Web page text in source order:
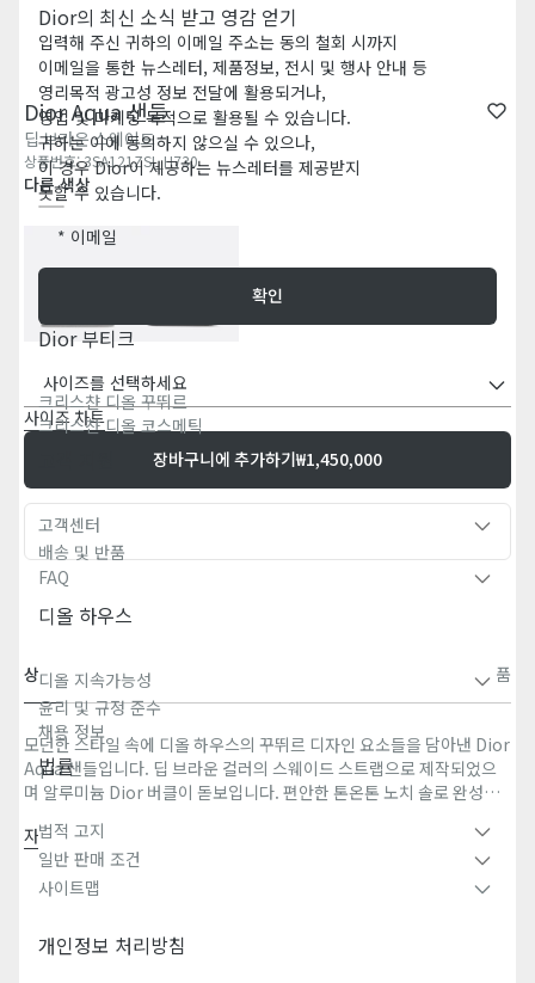
Dior Aqua 샌들
딥 브라운 스웨이드
상품번호:3SA121ZSI_H730
다른 색상
사이즈를 선택하세요
사이즈 차트
장바구니에 추가하기₩1,450,000
상세 설명 사이즈 가이드 무료 배송 및 반품
모던한 스타일 속에 디올 하우스의 꾸뛰르 디자인 요소들을 담아낸 Dior
Aqua 샌들입니다. 딥 브라운 컬러의 스웨이드 스트랩으로 제작되었으
며 알루미늄 Dior 버클이 돋보입니다. 편안한 톤온톤 노치 솔로 완성된
주요 소재: 스웨이드 송아지 가죽 & 테크니컬 패브릭
송아지 가죽 안감
알루미늄 Dior 버클 디테일의 길이 조절 가능한 스트랩
톤온톤 노치 러버 아웃솔
자세히 보기
Dior의 최신 소식 받고 영감 얻기
입력해 주신 귀하의 이메일 주소는 동의 철회 시까지
이메일을 통한 뉴스레터, 제품정보, 전시 및 행사 안내 등
영리목적 광고성 정보 전달에 활용되거나,
영업 및 마케팅 목적으로 활용될 수 있습니다.
귀하는 이에 동의하지 않으실 수 있으나,
이 경우 Dior이 제공하는 뉴스레터를 제공받지
못할 수 있습니다.
이메일
확인
Dior 부티크
크리스챤 디올 꾸뛰르
크리스챤 디올 코스메틱
고객센터
배송 및 반품
FAQ
디올 하우스
디올 지속가능성
윤리 및 규정 준수
채용 정보
법률
법적 고지
일반 판매 조건
사이트맵
개인정보 처리방침